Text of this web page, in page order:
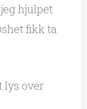
hjulpet
fikk ta
lys over